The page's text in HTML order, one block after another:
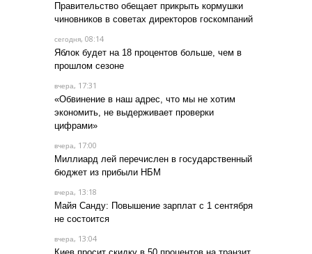
Правительство обещает прикрыть кормушки
чиновников в советах директоров госкомпаний
сегодня, 08:14
Яблок будет на 18 процентов больше, чем в
прошлом сезоне
вчера, 17:31
«Обвинение в наш адрес, что мы не хотим
экономить, не выдерживает проверки
цифрами»
вчера, 17:00
Миллиард лей перечислен в государственный
бюджет из прибыли НБМ
вчера, 13:18
Майя Санду: Повышение зарплат с 1 сентября
не состоится
вчера, 13:04